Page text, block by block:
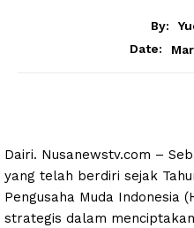
By:
Date:
Dairi. Nusanewstv.com –
yang telah berdiri sejak
Pengusaha Muda Indonesia
strategis dalam